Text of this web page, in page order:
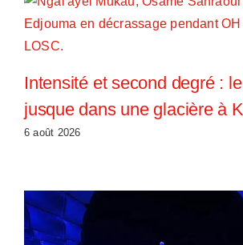
Intensité et second degré :
jusque dans une glacière à
6 août 2026